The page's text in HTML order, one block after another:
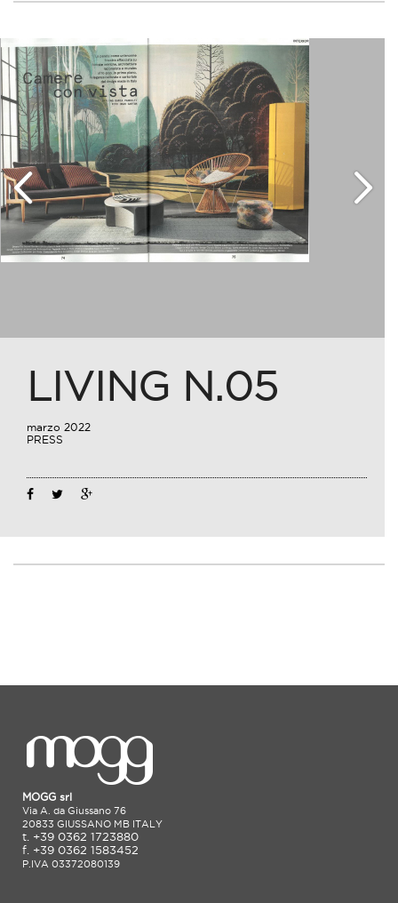
2022
LIVING N.05
marzo 2022
PRESS
MOGG srl
Via A. da Giussano 76
20833 GIUSSANO MB ITALY
t. +39 0362 1723880
f. +39 0362 1583452
P.IVA 03372080139